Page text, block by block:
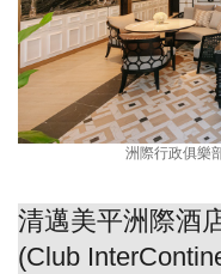
洲際行政俱樂
清邁美平洲際酒
(Club